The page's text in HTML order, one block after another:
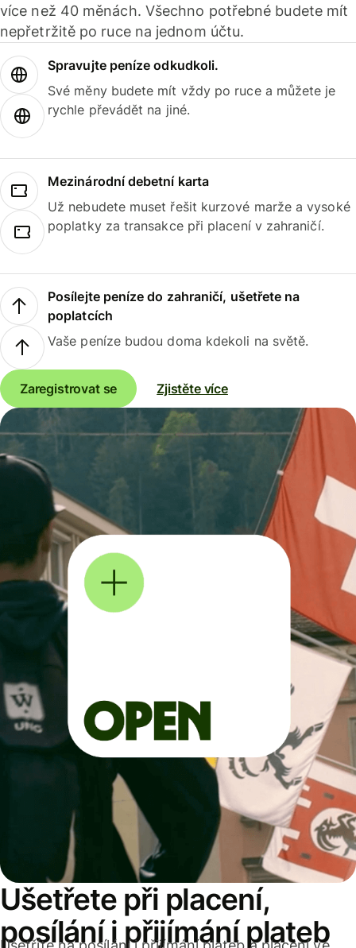
více než 40 měnách. Všechno potřebné budete mít
nepřetržitě po ruce na jednom účtu.
Spravujte peníze odkudkoli.
Své měny budete mít vždy po ruce a můžete je
rychle převádět na jiné.
Mezinárodní debetní karta
Už nebudete muset řešit kurzové marže a vysoké
poplatky za transakce při placení v zahraničí.
Posílejte peníze do zahraničí, ušetřete na
poplatcích
Vaše peníze budou doma kdekoli na světě.
Zaregistrovat se Zjistěte více
Ušetřete při placení,
posílání i přijímání plateb